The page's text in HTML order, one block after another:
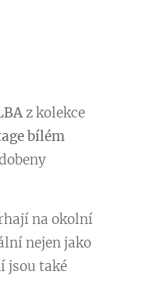
z kolekce
bílém
na okolní
nejen jako
jsou také